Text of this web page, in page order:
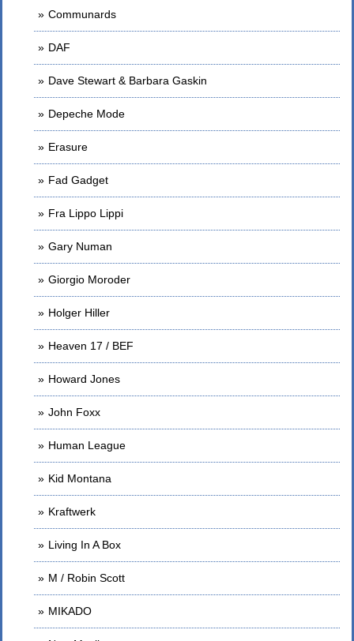
Communards
DAF
Dave Stewart & Barbara Gaskin
Depeche Mode
Erasure
Fad Gadget
Fra Lippo Lippi
Gary Numan
Giorgio Moroder
Holger Hiller
Heaven 17 / BEF
Howard Jones
John Foxx
Human League
Kid Montana
Kraftwerk
Living In A Box
M / Robin Scott
MIKADO